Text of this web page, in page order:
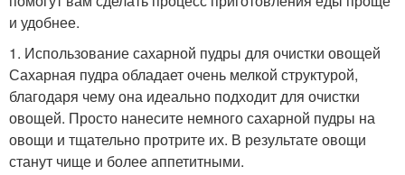
и удобнее.
1. Использование сахарной пудры для очистки овощей
Сахарная пудра обладает очень мелкой структурой,
благодаря чему она идеально подходит для очистки
овощей. Просто нанесите немного сахарной пудры на
овощи и тщательно протрите их. В результате овощи
станут чище и более аппетитными.